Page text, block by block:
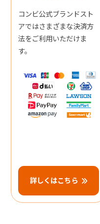
コンビ公式ブランドスト
アではさまざまな決済方
法をご利用いただけま
す。
詳しくはこちら